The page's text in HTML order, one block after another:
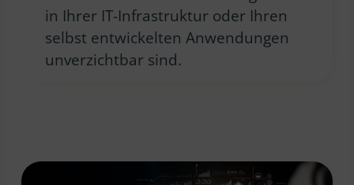
in Ihrer IT-Infrastruktur oder Ihren
selbst entwickelten Anwendungen
unverzichtbar sind.